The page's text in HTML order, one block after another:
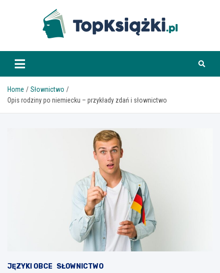
www.topksiazki.pl
Home
Słownictwo
Opis rodziny po niemiecku – przykłady zdań i słownictwo
JĘZYKI OBCE SŁOWNICTWO